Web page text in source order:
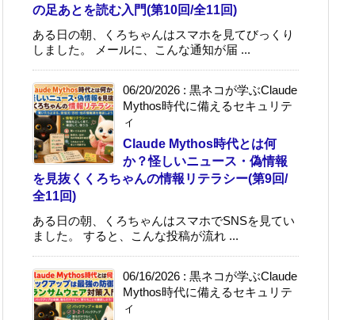
の足あとを読む入門(第10回/全11回)
ある日の朝、くろちゃんはスマホを見てびっくり
しました。 メールに、こんな通知が届 ...
06/20/2026 : 黒ネコが学ぶClaude
Mythos時代に備えるセキュリテ
ィ
Claude Mythos時代とは何
か？怪しいニュース・偽情報
を見抜くくろちゃんの情報リテラシー(第9回/
全11回)
ある日の朝、くろちゃんはスマホでSNSを見てい
ました。 すると、こんな投稿が流れ ...
06/16/2026 : 黒ネコが学ぶClaude
Mythos時代に備えるセキュリテ
ィ